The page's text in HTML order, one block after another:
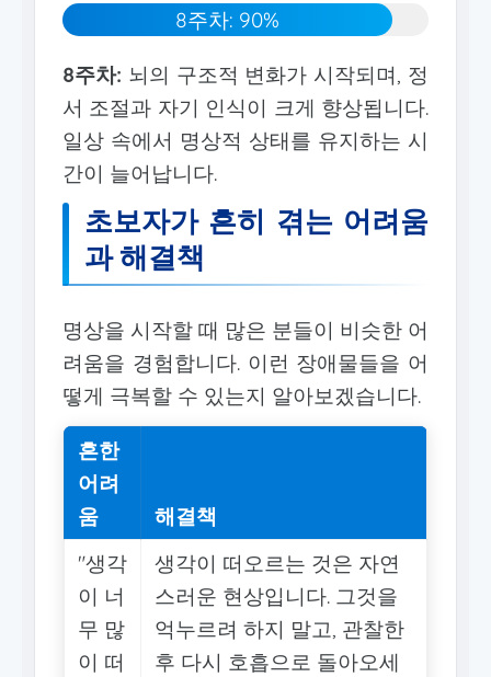
8주차: 90%
8주차: 뇌의 구조적 변화가 시작되며, 정
서 조절과 자기 인식이 크게 향상됩니다.
일상 속에서 명상적 상태를 유지하는 시
간이 늘어납니다.
초보자가 흔히 겪는 어려움
과 해결책
명상을 시작할 때 많은 분들이 비슷한 어
려움을 경험합니다. 이런 장애물들을 어
떻게 극복할 수 있는지 알아보겠습니다.
흔한
어려
움
해결책
"생각
이 너
무 많
이 떠
생각이 떠오르는 것은 자연
스러운 현상입니다. 그것을
억누르려 하지 말고, 관찰한
후 다시 호흡으로 돌아오세